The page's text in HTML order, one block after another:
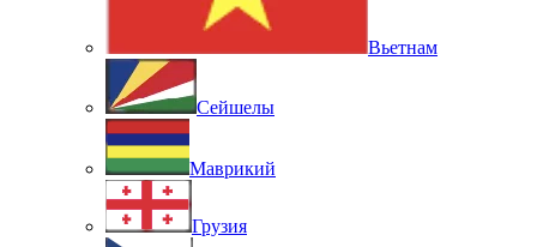
Вьетнам
Сейшелы
Маврикий
Грузия